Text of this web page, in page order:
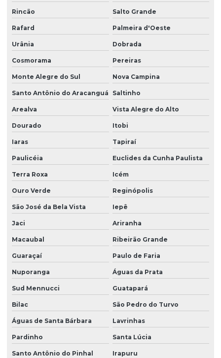
Rincão Salto Grande
Rafard Palmeira d'Oeste
Urânia Dobrada
Cosmorama Pereiras
Monte Alegre do Sul Nova Campina
Santo Antônio do Aracanguá Saltinho
Arealva Vista Alegre do Alto
Dourado Itobi
Iaras Tapiraí
Paulicéia Euclides da Cunha Paulista
Terra Roxa Icém
Ouro Verde Reginópolis
São José da Bela Vista Iepê
Jaci Ariranha
Macaubal Ribeirão Grande
Guaraçaí Paulo de Faria
Nuporanga Águas da Prata
Sud Mennucci Guatapará
Bilac São Pedro do Turvo
Águas de Santa Bárbara Lavrinhas
Pardinho Santa Lúcia
Santo Antônio do Pinhal Irapuru